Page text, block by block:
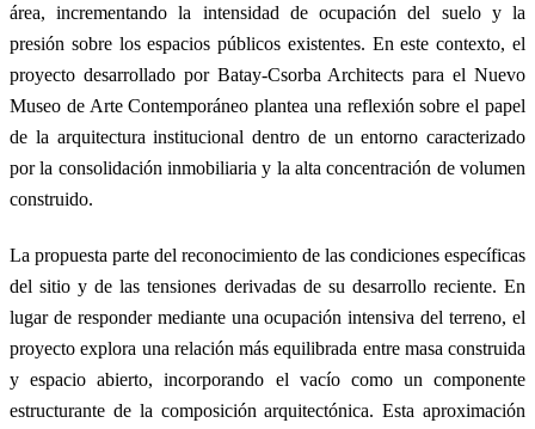
área, incrementando la intensidad de ocupación del suelo y la
presión sobre los espacios públicos existentes. En este contexto, el
proyecto desarrollado por Batay-Csorba Architects para el Nuevo
Museo de Arte Contemporáneo plantea una reflexión sobre el papel
de la arquitectura institucional dentro de un entorno caracterizado
por la consolidación inmobiliaria y la alta concentración de volumen
construido.
La propuesta parte del reconocimiento de las condiciones específicas
del sitio y de las tensiones derivadas de su desarrollo reciente. En
lugar de responder mediante una ocupación intensiva del terreno, el
proyecto explora una relación más equilibrada entre masa construida
y espacio abierto, incorporando el vacío como un componente
estructurante de la composición arquitectónica. Esta aproximación